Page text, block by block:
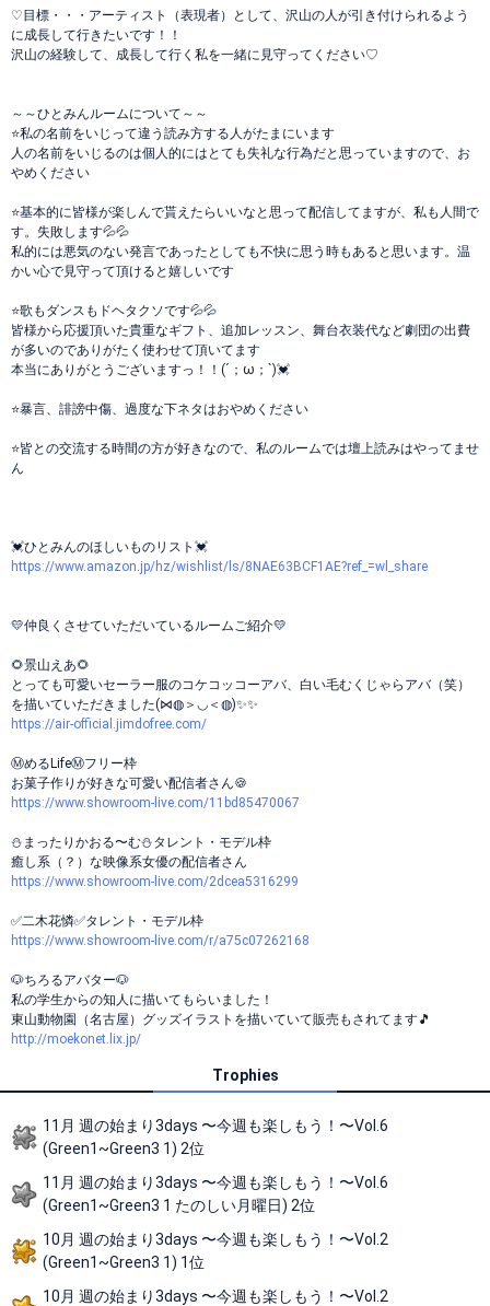
♡目標・・・アーティスト（表現者）として、沢山の人が引き付けられるよう
に成長して行きたいです！！
沢山の経験して、成長して行く私を一緒に見守ってください♡
～～ひとみんルームについて～～
⭐私の名前をいじって違う読み方する人がたまにいます
人の名前をいじるのは個人的にはとても失礼な行為だと思っていますので、お
やめください
⭐基本的に皆様が楽しんで貰えたらいいなと思って配信してますが、私も人間で
す。失敗します💦💦
私的には悪気のない発言であったとしても不快に思う時もあると思います。温
かい心で見守って頂けると嬉しいです
⭐歌もダンスもドヘタクソです💦💦
皆様から応援頂いた貴重なギフト、追加レッスン、舞台衣装代など劇団の出費
が多いのでありがたく使わせて頂いてます
本当にありがとうございますっ！！(´；ω；`)💓
⭐暴言、誹謗中傷、過度な下ネタはおやめください
⭐皆との交流する時間の方が好きなので、私のルームでは壇上読みはやってませ
ん
💓ひとみんのほしいものリスト💓
https://www.amazon.jp/hz/wishlist/ls/8NAE63BCF1AE?ref_=wl_share
💛仲良くさせていただいているルームご紹介💛
🌻景山えあ🌻
とっても可愛いセーラー服のコケコッコーアバ、白い毛むくじゃらアバ（笑）
を描いていただきました(⋈◍＞◡＜◍)✨✨
https://air-official.jimdofree.com/
Ⓜ️めるLifeⓂ️フリー枠
お菓子作りが好きな可愛い配信者さん🍪
https://www.showroom-live.com/11bd85470067
⛄まったりかおる〜む⛄タレント・モデル枠
癒し系（？）な映像系女優の配信者さん
https://www.showroom-live.com/2dcea5316299
✅二木花憐✅タレント・モデル枠
https://www.showroom-live.com/r/a75c07262168
🐶ちろるアバター🐶
私の学生からの知人に描いてもらいました！
東山動物園（名古屋）グッズイラストを描いていて販売もされてます🎵
http://moekonet.lix.jp/
Trophies
11月 週の始まり3days 〜今週も楽しもう！〜Vol.6
(Green1~Green3 1) 2位
11月 週の始まり3days 〜今週も楽しもう！〜Vol.6
(Green1~Green3 1 たのしい月曜日) 2位
10月 週の始まり3days 〜今週も楽しもう！〜Vol.2
(Green1~Green3 1) 1位
10月 週の始まり3days 〜今週も楽しもう！〜Vol.2